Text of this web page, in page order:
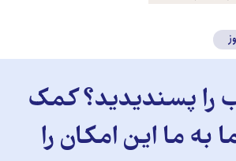
را پسندیدید؟ کمک
به ما این امکان را